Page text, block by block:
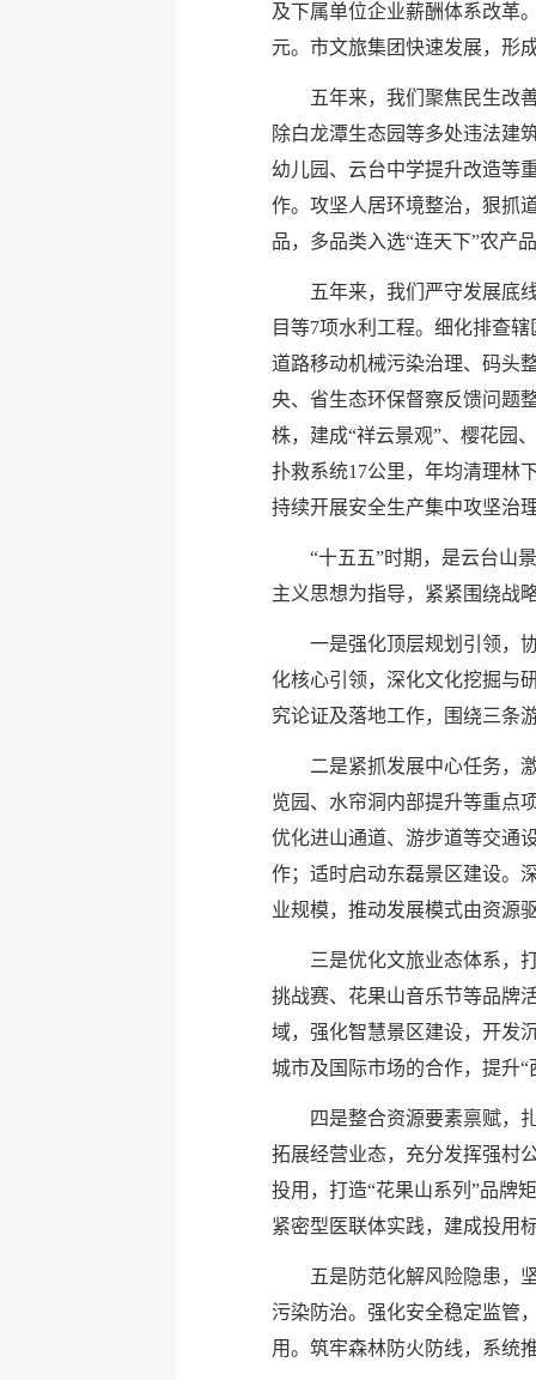
及下属单位企业薪酬体系改革
元。市文旅集团快速发展，形
五年来，我们聚焦民生改
除白龙潭生态园等多处违法建
幼儿园、云台中学提升改造等
作。攻坚人居环境整治，狠抓
品，多品类入选“连天下”农产
五年来，我们严守发展底
目等7项水利工程。细化排查
道路移动机械污染治理、码头
央、省生态环保督察反馈问题
株，建成“祥云景观”、樱花园
扑救系统17公里，年均清理林
持续开展安全生产集中攻坚治
“十五五”时期，是云台山
主义思想为指导，紧紧围绕战
一是强化顶层规划引领，
化核心引领，深化文化挖掘与
究论证及落地工作，围绕三条
二是紧抓发展中心任务，
览园、水帘洞内部提升等重点
优化进山通道、游步道等交通
作；适时启动东磊景区建设。
业规模，推动发展模式由资源
三是优化文旅业态体系，
挑战赛、花果山音乐节等品牌
域，强化智慧景区建设，开发
城市及国际市场的合作，提升
四是整合资源要素禀赋，
拓展经营业态，充分发挥强村
投用，打造“花果山系列”品牌
紧密型医联体实践，建成投用
五是防范化解风险隐患，
污染防治。强化安全稳定监管
用。筑牢森林防火防线，系统